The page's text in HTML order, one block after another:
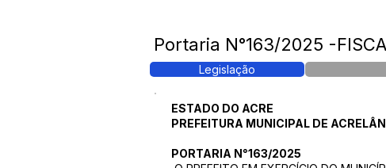
Portaria N°163/2025 -
Legislação
ESTADO DO ACRE
PREFEITURA MUNICIPAL DE
PORTARIA N°163/2025